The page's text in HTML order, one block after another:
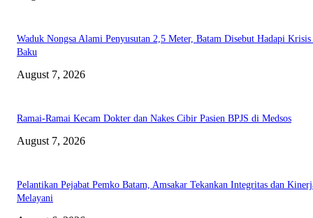
Waduk Nongsa Alami Penyusutan 2,5 Meter, Batam Disebut Hadapi
Baku
August 7, 2026
Ramai-Ramai Kecam Dokter dan Nakes Cibir Pasien BPJS di Medsos
August 7, 2026
Pelantikan Pejabat Pemko Batam, Amsakar Tekankan Integritas dan
Melayani